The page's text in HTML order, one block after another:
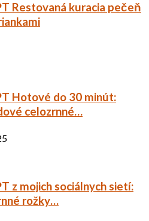
Restovaná kuracia pečeň
Hotové do 30 minút:
celozrnné…
z mojich sociálnych sietí:
rožky…